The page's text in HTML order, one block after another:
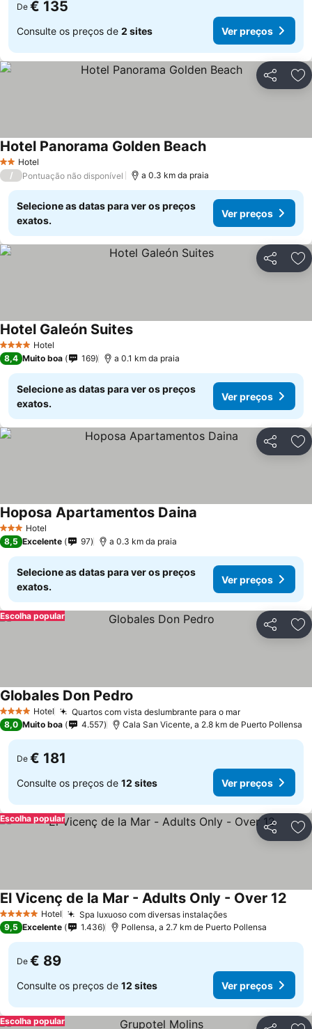
De € 135
Consulte os preços de 2 sites Ver preços
Partilhar
2 Estrelas
Hotel
Hotel Panorama Golden Beach
/ Pontuação não disponível a 0.3 km da praia
Selecione as datas para ver os preços
exatos.
Ver preços
Partilhar
4 EstrelasHotel
Hotel Galeón Suites
8,4 Muito boa 169 a 0.1 km da praia
Selecione as datas para ver os preços
exatos.
Ver preços
Partilhar
3 EstrelasHotel
Hoposa Apartamentos Daina
8,5 Excelente 97 a 0.3 km da praia
Selecione as datas para ver os preços
exatos.
Ver preços
Partilhar
Escolha popular
4 EstrelasHotel Quartos com vista deslumbrante para o mar
Globales Don Pedro
8,0 Muito boa 4.557 Cala San Vicente, a 2.8 km de Puerto Pollensa
De € 181
Consulte os preços de 12 sites Ver preços
Partilhar
Escolha popular
5 Estrelas Hotel Spa luxuoso com diversas instalações
El Vicenç de la Mar - Adults Only - Over 12
9,5 Excelente 1.436 Pollensa, a 2.7 km de Puerto Pollensa
De € 89
Consulte os preços de 12 sites Ver preços
Escolha popular